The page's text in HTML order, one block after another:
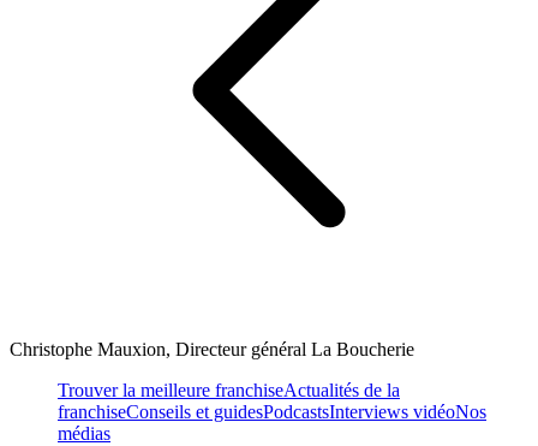
Christophe Mauxion, Directeur général La Boucherie
Trouver la meilleure franchiseActualités de la
franchiseConseils et guidesPodcastsInterviews vidéoNos
médias